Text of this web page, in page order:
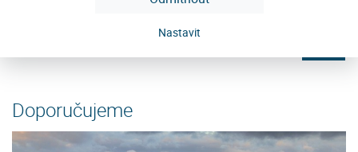
Nastavit
Doporučujeme